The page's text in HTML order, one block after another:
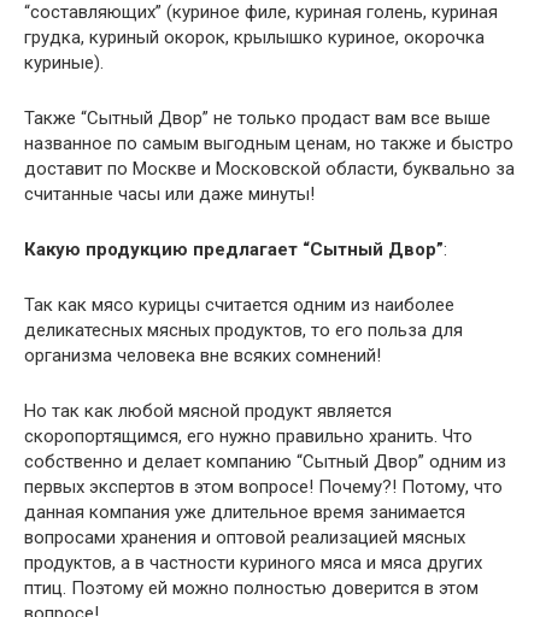
“составляющих” (куриное филе, куриная голень, куриная
грудка, куриный окорок, крылышко куриное, окорочка
куриные).
Также “Сытный Двор” не только продаст вам все выше
названное по самым выгодным ценам, но также и быстро
доставит по Москве и Московской области, буквально за
считанные часы или даже минуты!
Какую продукцию предлагает “Сытный Двор”:
Так как мясо курицы считается одним из наиболее
деликатесных мясных продуктов, то его польза для
организма человека вне всяких сомнений!
Но так как любой мясной продукт является
скоропортящимся, его нужно правильно хранить. Что
собственно и делает компанию “Сытный Двор” одним из
первых экспертов в этом вопросе! Почему?! Потому, что
данная компания уже длительное время занимается
вопросами хранения и оптовой реализацией мясных
продуктов, а в частности куриного мяса и мяса других
птиц. Поэтому ей можно полностью доверится в этом